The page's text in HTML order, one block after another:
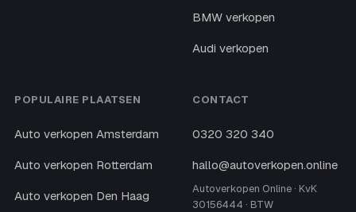
BMW verkopen
Audi verkopen
POPULAIRE PLAATSEN
Auto verkopen Amsterdam
Auto verkopen Rotterdam
Auto verkopen Den Haag
CONTACT
0320 320 340
hallo@autoverkopen.online
Autoverkopen Online · KvK
30156444 · BTW